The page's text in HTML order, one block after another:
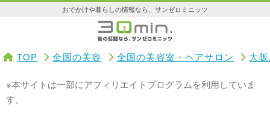
おでかけや暮らしの情報なら、サンゼロミニッツ
TOP 全国の美容 全国の美容室・ヘアサロン 大
※本サイトは一部にアフィリエイトプログラムを利用していま
す。